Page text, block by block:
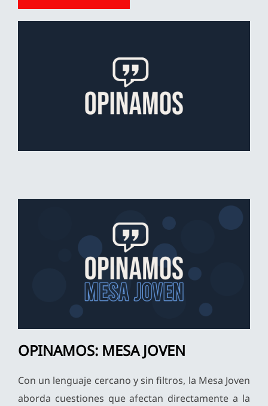
OPINAMOS: MESA JOVEN
Con un lenguaje cercano y sin filtros, la Mesa Joven
aborda cuestiones que afectan directamente a la